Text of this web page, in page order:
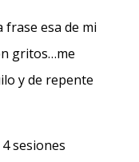
frase esa de mi
gritos…me
y de repente
sesiones